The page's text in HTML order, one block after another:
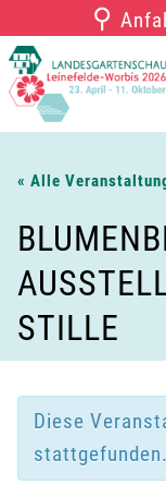
Inhalt
springen
⚲
« Alle
STILLE
Diese
stattgefunden.